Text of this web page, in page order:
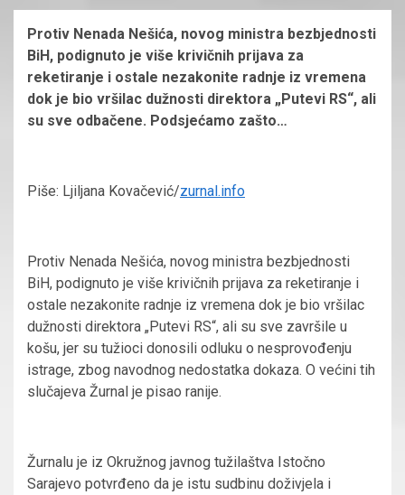
Protiv Nenada Nešića, novog ministra bezbjednosti
BiH, podignuto je više krivičnih prijava za
reketiranje i ostale nezakonite radnje iz vremena
dok je bio vršilac dužnosti direktora „Putevi RS“, ali
su sve odbačene. Podsjećamo zašto…
Piše: Ljiljana Kovačević/zurnal.info
Protiv Nenada Nešića, novog ministra bezbjednosti
BiH, podignuto je više krivičnih prijava za reketiranje i
ostale nezakonite radnje iz vremena dok je bio vršilac
dužnosti direktora „Putevi RS“, ali su sve završile u
košu, jer su tužioci donosili odluku o nesprovođenju
istrage, zbog navodnog nedostatka dokaza. O većini tih
slučajeva Žurnal je pisao ranije.
Žurnalu je iz Okružnog javnog tužilaštva Istočno
Sarajevo potvrđeno da je istu sudbinu doživjela i